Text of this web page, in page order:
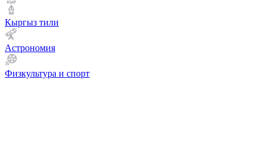
Кыргыз тили
Астрономия
Физкультура и спорт